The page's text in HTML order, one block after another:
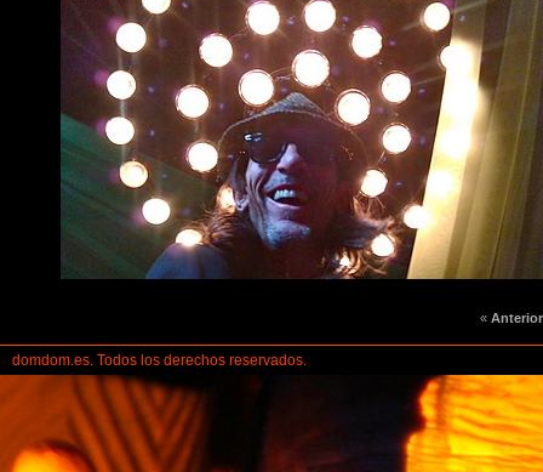
« Anterior
domdom.es. Todos los derechos reservados.